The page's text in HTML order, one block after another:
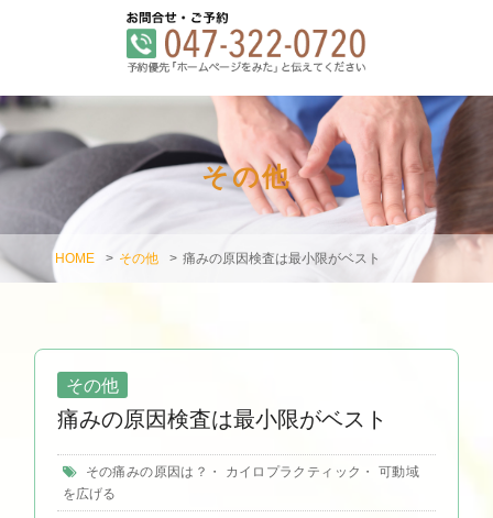
その他
HOME > その他 > 痛みの原因検査は最小限がベスト
その他
痛みの原因検査は最小限がベスト
その痛みの原因は？ ・ カイロプラクティック ・ 可動域
を広げる